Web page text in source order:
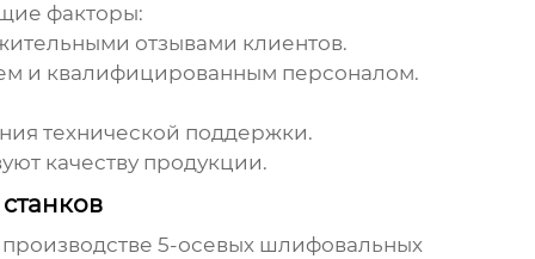
факторы:
отзывами клиентов.
и квалифицированным персоналом.
технической поддержки.
качеству продукции.
5-осевых шлифовальных